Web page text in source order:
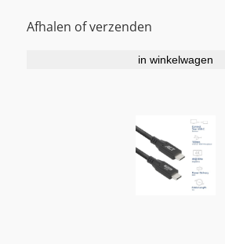
Afhalen of verzenden
in winkelwagen